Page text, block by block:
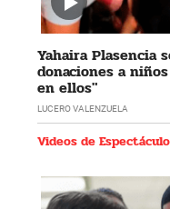
Yahaira Plasencia
donaciones a
en ellos"
LUCERO VALENZUELA
Videos de